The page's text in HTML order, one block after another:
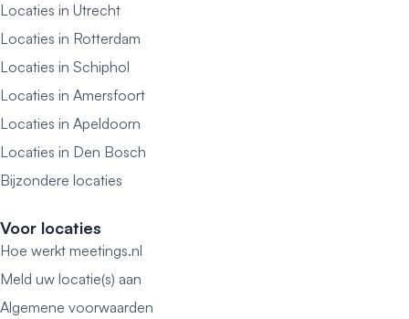
Locaties in Utrecht
Locaties in Rotterdam
Locaties in Schiphol
Locaties in Amersfoort
Locaties in Apeldoorn
Locaties in Den Bosch
Bijzondere locaties
Voor locaties
Hoe werkt meetings.nl
Meld uw locatie(s) aan
Algemene voorwaarden